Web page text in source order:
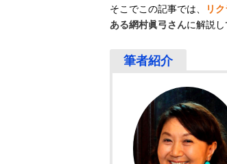
そこでこの記事では、 リ
ある網村眞弓さんに解説し